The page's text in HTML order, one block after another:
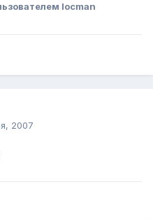
locman
2007